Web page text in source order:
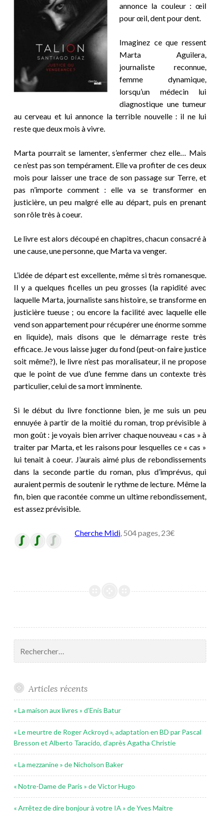
annonce la couleur : œil
pour œil, dent pour dent.
Imaginez ce que ressent
Marta Aguilera,
journaliste reconnue,
femme dynamique,
lorsqu’un médecin lui
diagnostique une tumeur
au cerveau et lui annonce la terrible nouvelle : il ne lui
reste que deux mois à vivre.
Marta pourrait se lamenter, s’enfermer chez elle… Mais
ce n’est pas son tempérament. Elle va profiter de ces deux
mois pour laisser une trace de son passage sur Terre, et
pas n’importe comment : elle va se transformer en
justicière, un peu malgré elle au départ, puis en prenant
son rôle très à coeur.
Le livre est alors découpé en chapitres, chacun consacré à
une cause, une personne, que Marta va venger.
L’idée de départ est excellente, même si très romanesque.
Il y a quelques ficelles un peu grosses (la rapidité avec
laquelle Marta, journaliste sans histoire, se transforme en
justicière tueuse ; ou encore la facilité avec laquelle elle
vend son appartement pour récupérer une énorme somme
en liquide), mais disons que le démarrage reste très
efficace. Je vous laisse juger du fond (peut-on faire justice
soit même?), le livre n’est pas moralisateur, il ne propose
que le point de vue d’une femme dans un contexte très
particulier, celui de sa mort imminente.
Si le début du livre fonctionne bien, je me suis un peu
ennuyée à partir de la moitié du roman, trop prévisible à
mon goût : je voyais bien arriver chaque nouveau « cas » à
traiter par Marta, et les raisons pour lesquelles ce « cas »
lui tenait à coeur. J’aurais aimé plus de rebondissements
dans la seconde partie du roman, plus d’imprévus, qui
auraient permis de soutenir le rythme de lecture. Même la
fin, bien que racontée comme un ultime rebondissement,
est assez prévisible.
Cherche Midi , 504 pages, 23€
Articles récents
« La maison aux livres » d’Enis Batur
« Le meurtre de Roger Ackroyd », adaptation en BD par Pascal
Bresson et Alberto Taracido, d’après Agatha Christie
« La mezzanine » de Nicholson Baker
« Notre-Dame de Paris » de Victor Hugo
« Arrêtez de dire bonjour à votre IA » de Yves Maitre